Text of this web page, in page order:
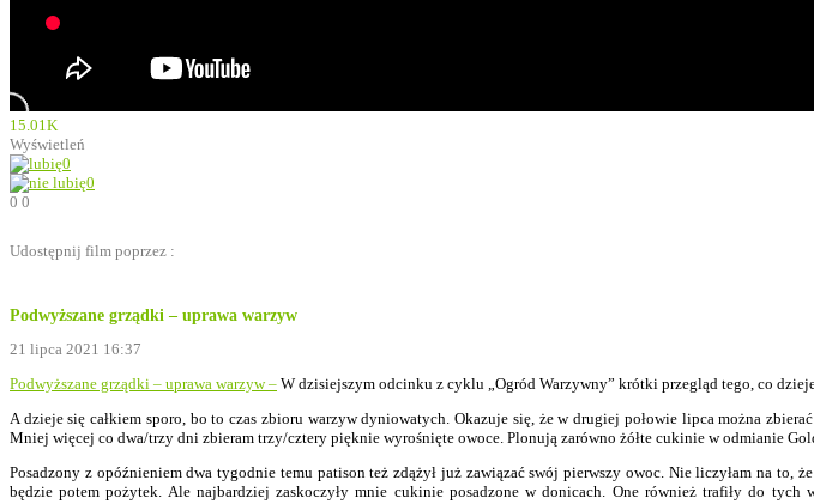
15.01K
Wyświetleń
0
0
0 0
Udostępnij film poprzez :
Podwyższane grządki – uprawa warzyw
21 lipca 2021 16:37
Podwyższane grządki – uprawa warzyw – W dzisiejszym odcinku z cyklu „Ogród Warzywny” krótki przegląd tego, co
A dzieje się całkiem sporo, bo to czas zbioru warzyw dyniowatych. Okazuje się, że w drugiej połowie lipca można
Mniej więcej co dwa/trzy dni zbieram trzy/cztery pięknie wyrośnięte owoce. Plonują zarówno żółte cukinie w odmianie
Posadzony z opóźnieniem dwa tygodnie temu patison też zdążył już zawiązać swój pierwszy owoc. Nie liczyłam na
będzie potem pożytek. Ale najbardziej zaskoczyły mnie cukinie posadzone w donicach. One również trafiły do